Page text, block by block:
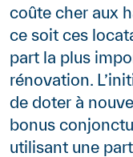
coûte cher aux
ce soit ces
part la plus
rénovation.
de doter à
bonus
utilisant une